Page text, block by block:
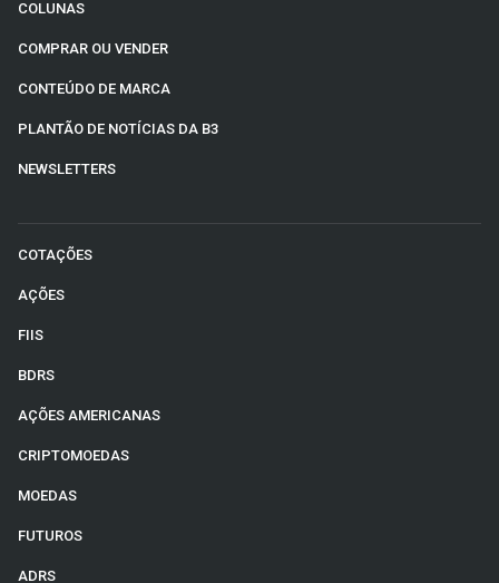
COLUNAS
COMPRAR OU VENDER
CONTEÚDO DE MARCA
PLANTÃO DE NOTÍCIAS DA B3
NEWSLETTERS
COTAÇÕES
AÇÕES
FIIS
BDRS
AÇÕES AMERICANAS
CRIPTOMOEDAS
MOEDAS
FUTUROS
ADRS